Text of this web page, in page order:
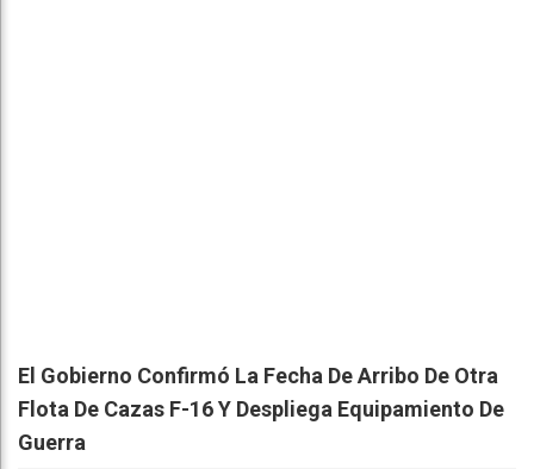
El Gobierno Confirmó La Fecha De Arribo De Otra
Flota De Cazas F-16 Y Despliega Equipamiento De
Guerra